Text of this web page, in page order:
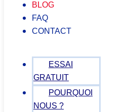
BLOG
FAQ
CONTACT
ESSAI
GRATUIT
POURQUOI
NOUS ?